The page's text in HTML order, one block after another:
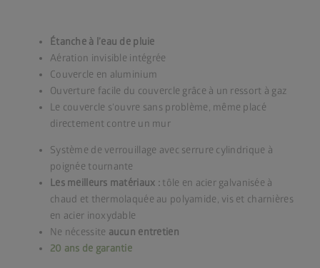
Étanche à l’eau de pluie
Aération invisible intégrée
Couvercle en aluminium
Ouverture facile du couvercle grâce à un ressort à gaz
Le couvercle s‘ouvre sans problème, même placé
directement contre un mur
Système de verrouillage avec serrure cylindrique à
poignée tournante
Les meilleurs matériaux : tôle en acier galvanisée à
chaud et thermolaquée au polyamide, vis et charnières
en acier inoxydable
Ne nécessite aucun entretien
20 ans de garantie